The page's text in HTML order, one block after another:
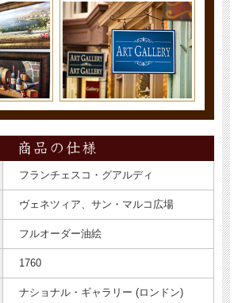
フランチェスコ・グアルディ
ヴェネツィア、サン・マルコ広場
フルオーダー油絵
1760
ナショナル・ギャラリー (ロンドン)